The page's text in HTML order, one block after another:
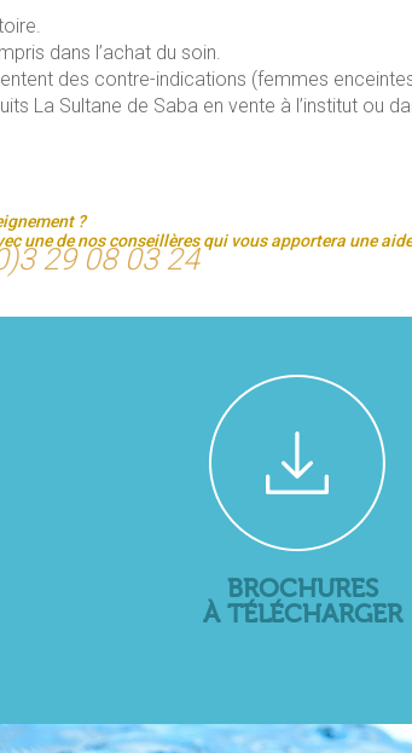
dans l’achat du soin.
des contre-indications (femmes
La Sultane de Saba en vente à l’institut ou
?
une de nos conseillères qui vous apportera une
29 08 03 24
BROCHURES
À TÉLÉCHARGER